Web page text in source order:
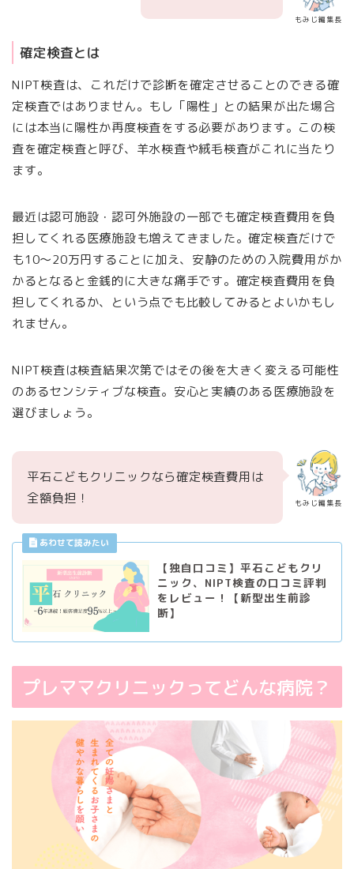
もみじ編集長
確定検査とは
NIPT検査は、これだけで診断を確定させることのできる確
定検査ではありません。もし「陽性」との結果が出た場合
には本当に陽性か再度検査をする必要があります。この検
査を確定検査と呼び、羊水検査や絨毛検査がこれに当たり
ます。
最近は認可施設・認可外施設の一部でも確定検査費用を負
担してくれる医療施設も増えてきました。確定検査だけで
も10～20万円することに加え、安静のための入院費用がか
かるとなると金銭的に大きな痛手です。確定検査費用を負
担してくれるか、という点でも比較してみるとよいかもし
れません。
NIPT検査は検査結果次第ではその後を大きく変える可能性
のあるセンシティブな検査。安心と実績のある医療施設を
選びましょう。
もみじ編集長
平石こどもクリニックなら確定検査費用は
全額負担！
【独自口コミ】平石こどもクリ
ニック、NIPT検査の口コミ評判
をレビュー！【新型出生前診
断】
プレママクリニックってどんな病院？